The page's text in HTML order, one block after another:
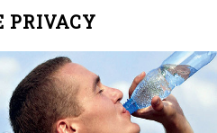
PRIVACY